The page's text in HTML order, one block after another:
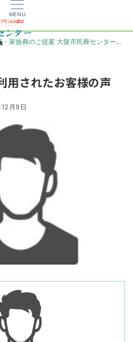
MENU
家族葬のご提案 大阪市民葬センター
用されたお客様の声
月9日